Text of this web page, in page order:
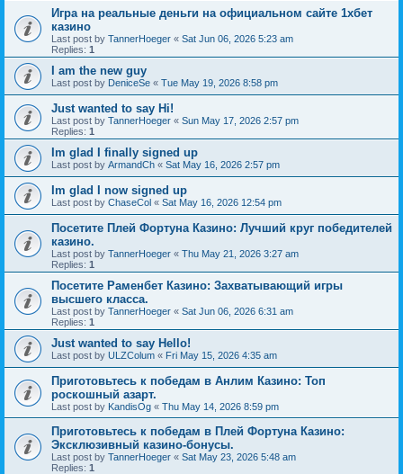
Игра на реальные деньги на официальном сайте 1хбет
казино
Last post by TannerHoeger « Sat Jun 06, 2026 5:23 am
Replies: 1
I am the new guy
Last post by DeniceSe « Tue May 19, 2026 8:58 pm
Just wanted to say Hi!
Last post by TannerHoeger « Sun May 17, 2026 2:57 pm
Replies: 1
Im glad I finally signed up
Last post by ArmandCh « Sat May 16, 2026 2:57 pm
Im glad I now signed up
Last post by ChaseCol « Sat May 16, 2026 12:54 pm
Посетите Плей Фортуна Казино: Лучший круг победителей
казино.
Last post by TannerHoeger « Thu May 21, 2026 3:27 am
Replies: 1
Посетите Раменбет Казино: Захватывающий игры
высшего класса.
Last post by TannerHoeger « Sat Jun 06, 2026 6:31 am
Replies: 1
Just wanted to say Hello!
Last post by ULZColum « Fri May 15, 2026 4:35 am
Приготовьтесь к победам в Анлим Казино: Топ
роскошный азарт.
Last post by KandisOg « Thu May 14, 2026 8:59 pm
Приготовьтесь к победам в Плей Фортуна Казино:
Эксклюзивный казино-бонусы.
Last post by TannerHoeger « Sat May 23, 2026 5:48 am
Replies: 1